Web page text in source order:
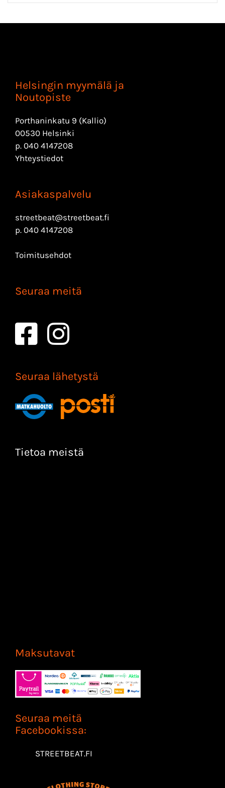
Helsingin myymälä ja
Noutopiste
Porthaninkatu 9 (Kallio)
00530 Helsinki
p. 040 4147208
Yhteystiedot
Asiakaspalvelu
streetbeat@streetbeat.fi
p. 040 4147208
Toimitusehdot
Seuraa meitä
Seuraa lähetystä
Tietoa meistä
Maksutavat
Seuraa meitä
Facebookissa:
STREETBEAT.FI